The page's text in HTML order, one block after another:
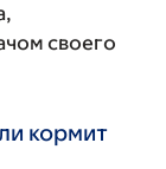
своего
кормит